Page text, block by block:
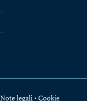
Note legali • Cookie